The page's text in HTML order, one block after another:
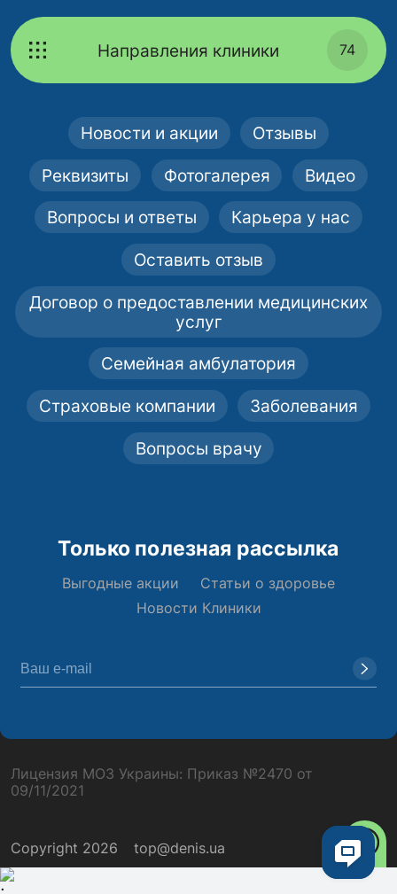
Направления клиники 74
Новости и акции Отзывы
Реквизиты Фотогалерея Видео
Вопросы и ответы Карьера у нас
Оставить отзыв
Договор о предоставлении медицинских
услуг
Семейная амбулатория
Страховые компании Заболевания
Вопросы врачу
Только полезная рассылка
Выгодные акции
Статьи о здоровье
Новости Клиники
Copyright 2026 top@denis.ua
Лицензия МОЗ Украины: Приказ №2470 от
09/11/2021